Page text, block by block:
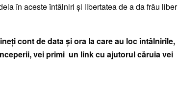
în aceste întâlniri şi libertatea de a da frâu liber
cont de data şi ora la care au loc întâlnirile,
vei primi un link cu ajutorul căruia vei